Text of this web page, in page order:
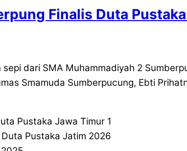
Finalis Duta
dari SMA Muhammadiyah 2
Smamuda Sumberpucung, Ebti
Pustaka Jatim 2026